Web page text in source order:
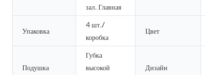
зал. Главная
Упаковка
4 шт./
коробка
Цвет
Подушка
Губка
высокой
Дизайн